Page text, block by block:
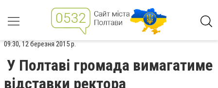
09:30, 12 березня 2015 р.
У Полтаві громада вимагатиме
відставки ректора